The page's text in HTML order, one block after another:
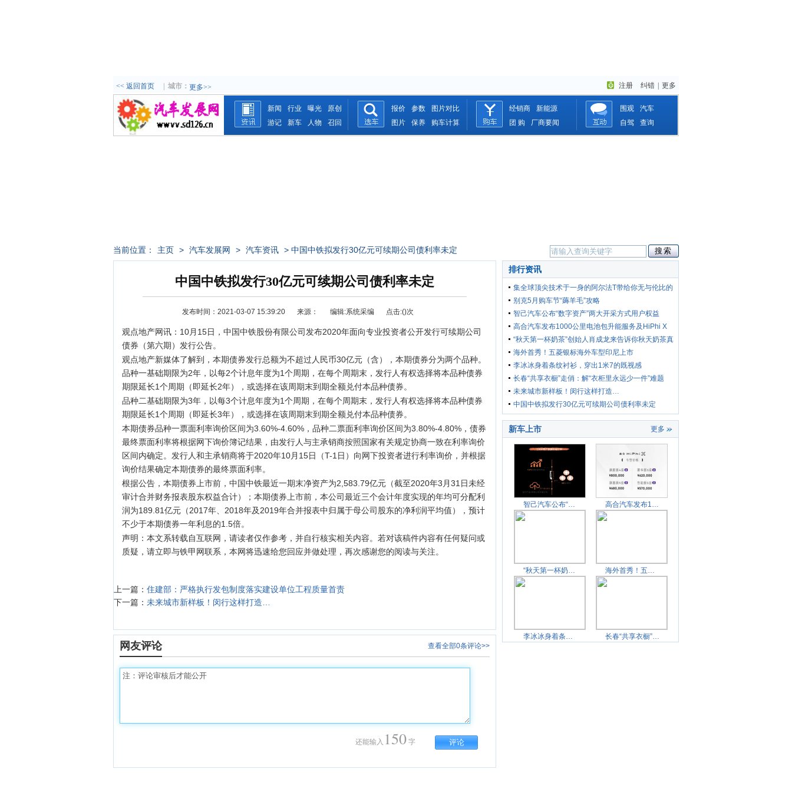
注册 纠错 更多
<< 返回首页 城市： 更多>>
资讯
新闻 行业 曝光
原创
游记
新车 人物 召回
选车
报价 参数
图片对比
图片
保养 购车计算
经销商
新能源
团 购
厂商要闻
保养
围观
汽车
自驾
查询
当前位置： 主页 > 汽车发展网 > 汽车资讯 > 中国中铁拟发行30亿元可续期公司债利率未定
中国中铁拟发行30亿元可续期公司债利率未定
发布时间：2021-03-07 15:39:20 来源： 编辑:系统采编 点击:()次
观点地产网讯：10月15日，中国中铁股份有限公司发布2020年面向专业投资者公开发行可续期公司
债券（第六期）发行公告。
观点地产新媒体了解到，本期债券发行总额为不超过人民币30亿元（含），本期债券分为两个品种。
品种一基础期限为2年，以每2个计息年度为1个周期，在每个周期末，发行人有权选择将本品种债券
期限延长1个周期（即延长2年），或选择在该周期末到期全额兑付本品种债券。
品种二基础期限为3年，以每3个计息年度为1个周期，在每个周期末，发行人有权选择将本品种债券
期限延长1个周期（即延长3年），或选择在该周期末到期全额兑付本品种债券。
本期债券品种一票面利率询价区间为3.60%-4.60%，品种二票面利率询价区间为3.80%-4.80%，债券
最终票面利率将根据网下询价簿记结果，由发行人与主承销商按照国家有关规定协商一致在利率询价
区间内确定。发行人和主承销商将于2020年10月15日（T-1日）向网下投资者进行利率询价，并根据
询价结果确定本期债券的最终票面利率。
根据公告，本期债券上市前，中国中铁最近一期末净资产为2,583.79亿元（截至2020年3月31日未经
审计合并财务报表股东权益合计）；本期债券上市前，本公司最近三个会计年度实现的年均可分配利
润为189.81亿元（2017年、2018年及2019年合并报表中归属于母公司股东的净利润平均值），预计
不少于本期债券一年利息的1.5倍。
声明：本文系转载自互联网，请读者仅作参考，并自行核实相关内容。若对该稿件内容有任何疑问或
质疑，请立即与铁甲网联系，本网将迅速给您回应并做处理，再次感谢您的阅读与关注。
上一篇： 住建部：严格执行发包制度落实建设单位工程质量首责
下一篇： 未来城市新样板！闵行这样打造…
网友评论 查看全部0条评论>>
还能输入 150 字
排行资讯
集全球顶尖技术于一身的阿尔法T带给你无与伦比的
驾乘
别克5月购车节“薅羊毛”攻略
智己汽车公布“数字资产”两大开采方式用户权益
高合汽车发布1000公里电池包升能服务及HiPhi X
四车型
“秋天第一杯奶茶”创始人肖成龙来告诉你秋天奶茶真
正
海外首秀！五菱银标海外车型印尼上市
李冰冰身着条纹衬衫，穿出1米7的既视感
长春“共享衣橱”走俏：解“衣柜里永远少一件”难题
未来城市新样板！闵行这样打造…
中国中铁拟发行30亿元可续期公司债利率未定
新车上市 更多
智己汽车公布“数字资产 高合汽车发布1000公里电
“秋天第一杯奶茶”创始 海外首秀！五菱银标海外
李冰冰身着条纹衬衫，穿 长春“共享衣橱”走俏：